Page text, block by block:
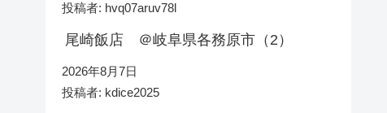
投稿者: hvq07aruv78l
尾崎飯店 ＠岐阜県各務原市（2）
2026年8月7日
投稿者: kdice2025